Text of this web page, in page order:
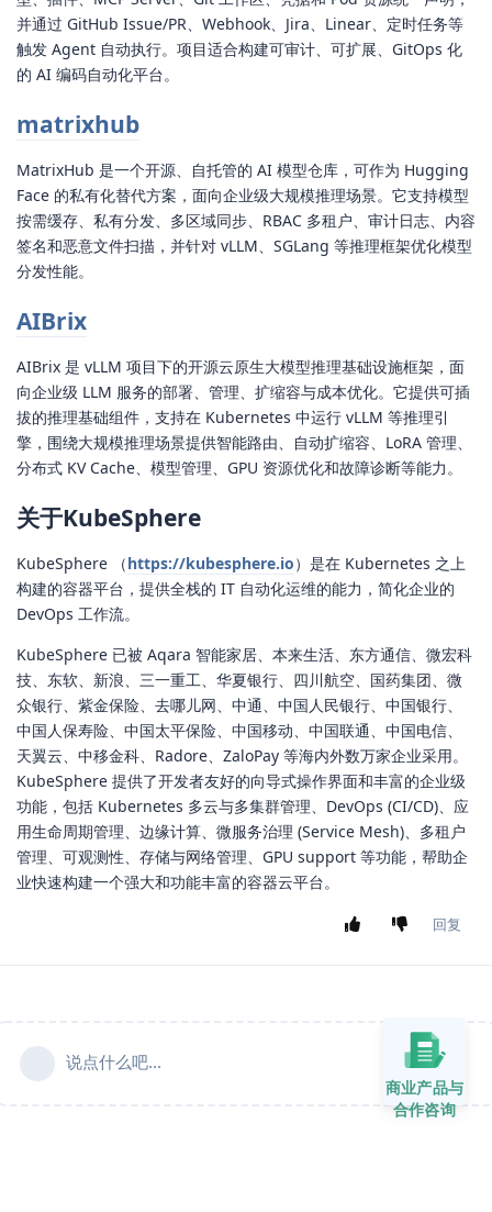
并通过 GitHub Issue/PR、Webhook、Jira、Linear、定时任务等
触发 Agent 自动执行。项目适合构建可审计、可扩展、GitOps 化
的 AI 编码自动化平台。
matrixhub
MatrixHub 是一个开源、自托管的 AI 模型仓库，可作为 Hugging
Face 的私有化替代方案，面向企业级大规模推理场景。它支持模型
按需缓存、私有分发、多区域同步、RBAC 多租户、审计日志、内容
签名和恶意文件扫描，并针对 vLLM、SGLang 等推理框架优化模型
分发性能。
AIBrix
AIBrix 是 vLLM 项目下的开源云原生大模型推理基础设施框架，面
向企业级 LLM 服务的部署、管理、扩缩容与成本优化。它提供可插
拔的推理基础组件，支持在 Kubernetes 中运行 vLLM 等推理引
擎，围绕大规模推理场景提供智能路由、自动扩缩容、LoRA 管理、
分布式 KV Cache、模型管理、GPU 资源优化和故障诊断等能力。
关于KubeSphere
KubeSphere （https://kubesphere.io）是在 Kubernetes 之上
构建的容器平台，提供全栈的 IT 自动化运维的能力，简化企业的
DevOps 工作流。
KubeSphere 已被 Aqara 智能家居、本来生活、东方通信、微宏科
技、东软、新浪、三一重工、华夏银行、四川航空、国药集团、微
众银行、紫金保险、去哪儿网、中通、中国人民银行、中国银行、
中国人保寿险、中国太平保险、中国移动、中国联通、中国电信、
天翼云、中移金科、Radore、ZaloPay 等海内外数万家企业采用。
KubeSphere 提供了开发者友好的向导式操作界面和丰富的企业级
功能，包括 Kubernetes 多云与多集群管理、DevOps (CI/CD)、应
用生命周期管理、边缘计算、微服务治理 (Service Mesh)、多租户
管理、可观测性、存储与网络管理、GPU support 等功能，帮助企
业快速构建一个强大和功能丰富的容器云平台。
回复
说点什么吧...
商业产品与
合作咨询